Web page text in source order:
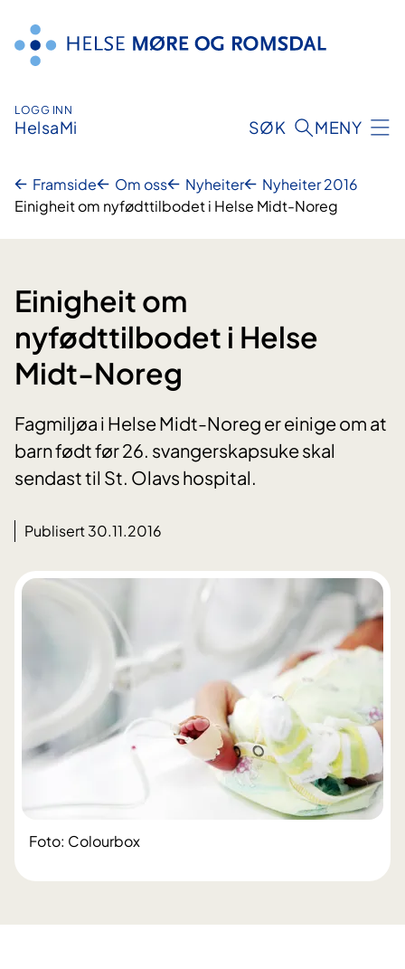
innhald
LOGG INN
HelsaMi SØK MENY
Framside Om oss Nyheiter
Nyheiter 2016
Einigheit om nyfødttilbodet i Helse Midt-Noreg
Einigheit om
nyfødttilbodet i Helse
Midt-Noreg
Fagmiljøa i Helse Midt-Noreg er einige om at
barn født før 26. svangerskapsuke skal
sendast til St. Olavs hospital.
Publisert 30.11.2016
Foto: Colourbox